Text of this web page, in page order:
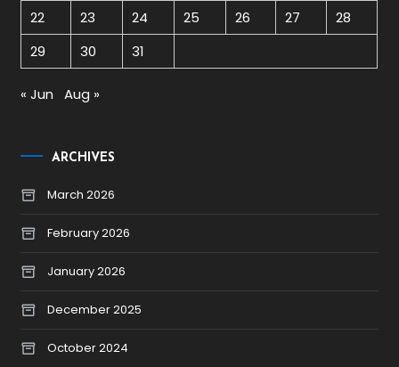
22
23 24 25 26 27
28
29
30 31
« Jun Aug »
ARCHIVES
March 2026
February 2026
January 2026
December 2025
October 2024